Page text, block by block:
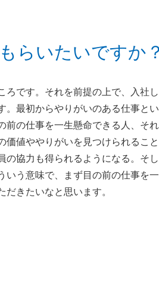
らいたいですか？
です。それを前提の上で、入社
最初からやりがいのある仕事と
前の仕事を一生懸命できる人、そ
価値ややりがいを見つけられるこ
協力も得られるようになる。そ
う意味で、まず目の前の仕事を
きたいなと思います。